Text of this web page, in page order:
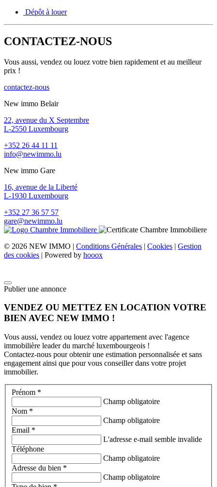
Dépôt à louer
CONTACTEZ-NOUS
Vous aussi, vendez ou louez votre bien rapidement et au meilleur
prix !
contactez-nous
New immo Belair
22, avenue du X Septembre
L-2550 Luxembourg
+352 26 44 11 11
info@newimmo.lu
New immo Gare
16, avenue de la Liberté
L-1930 Luxembourg
+352 27 36 57 57
gare@newimmo.lu
© 2026 NEW IMMO | Conditions Générales | Cookies | Gestion
des cookies | Powered by hooox
Publier une annonce
VENDEZ OU METTEZ EN LOCATION VOTRE
BIEN AVEC NEW IMMO !
Vous aussi, vendez ou louez votre appartement avec l'agence
immobilière leader du marché luxembourgeois !
Contactez-nous pour obtenir une estimation personnalisée et sans
engagement ainsi que pour vous conseiller dans votre projet
immobilier.
Prénom *
Champ obligatoire
Nom *
Champ obligatoire
Email *
L'adresse e-mail semble invalide
Téléphone
Champ obligatoire
Adresse du bien *
Champ obligatoire